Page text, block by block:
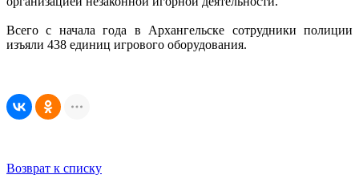
Всего с начала года в Архангельске сотрудники полиции
изъяли 438 единиц игрового оборудования.
Возврат к списку